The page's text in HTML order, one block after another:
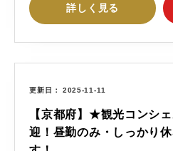
詳しく見る
更新日 2025-11-11
【京都府】★観光コンシ
迎！昼勤のみ・しっかり